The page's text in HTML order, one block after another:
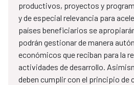
productivos, proyectos y
y de especial relevancia para
países beneficiarios se
podrán gestionar de manera
económicos que reciban para la
actividades de desarrollo.
deben cumplir con el principio de